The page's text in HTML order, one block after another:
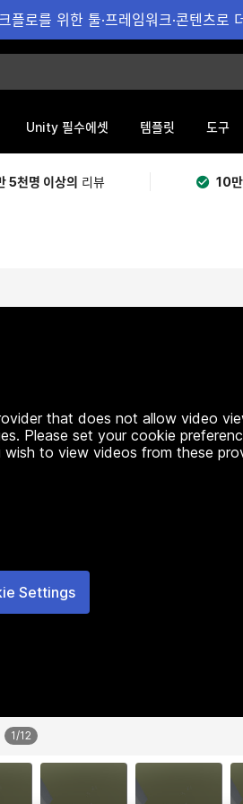
플로를 위한 툴·프레임워크·콘텐츠
Unity 필수에셋 템플릿 도구
5천명 이상의 리뷰 10
that does not allow video
Please set your cookie
to view videos from these
Settings
1/12